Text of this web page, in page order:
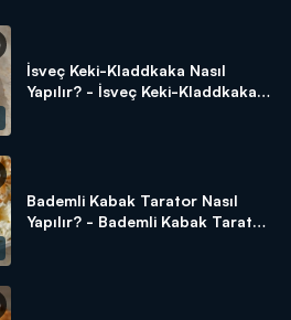
İsveç Keki-Kladdkaka Nasıl
Yapılır? - İsveç Keki-Kladdkaka
Bademli Kabak Tarator Nasıl
Yapılır? - Bademli Kabak Tarator